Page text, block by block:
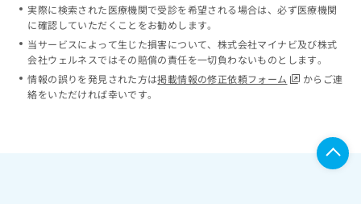
実際に検索された医療機関で受診を希望される場合は、必ず医療機関
に確認していただくことをお勧めします。
当サービスによって生じた損害について、株式会社マイナビ及び株式
会社ウェルネスではその賠償の責任を一切負わないものとします。
情報の誤りを発見された方は掲載情報の修正依頼フォーム
からご連
絡をいただければ幸いです。